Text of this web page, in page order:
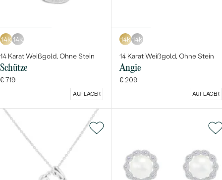
14k 14k
14 Karat Weißgold, Ohne Stein
Schütze
€ 719
AUF LAGER
14k 14k
14 Karat Weißgold, Ohne Stein
Angie
€ 209
AUF LAGER